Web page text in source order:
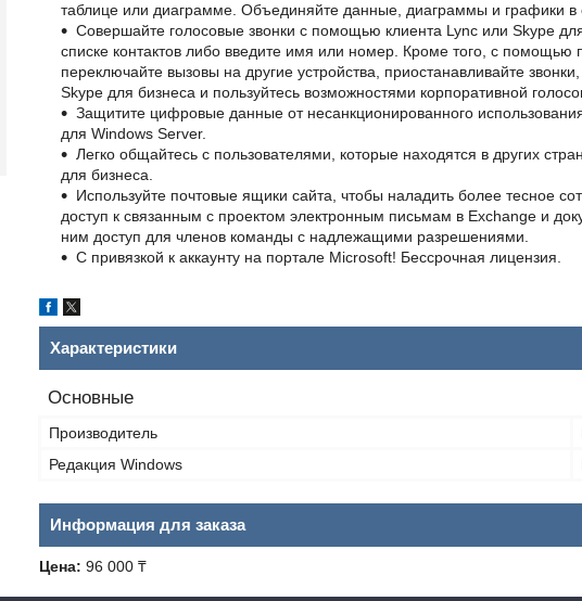
таблице или диаграмме. Объединяйте данные, диаграммы и графики в
Совершайте голосовые звонки с помощью клиента Lync или Skype
списке контактов либо введите имя или номер. Кроме того, с
переключайте вызовы на другие устройства, приостанавливайте
Skype для бизнеса и пользуйтесь возможностями корпоративной
Защитите цифровые данные от несанкционированного
для Windows Server.
Легко общайтесь с пользователями, которые находятся в других
для бизнеса.
Используйте почтовые ящики сайта, чтобы наладить более тесное
доступ к связанным с проектом электронным письмам в Exchange и
ним доступ для членов команды с надлежащими разрешениями.
С привязкой к аккаунту на портале Microsoft! Бессрочная лицензия.
Характеристики
Основные
Производитель
Редакция Windows
Информация для заказа
Цена: 96 000 ₸